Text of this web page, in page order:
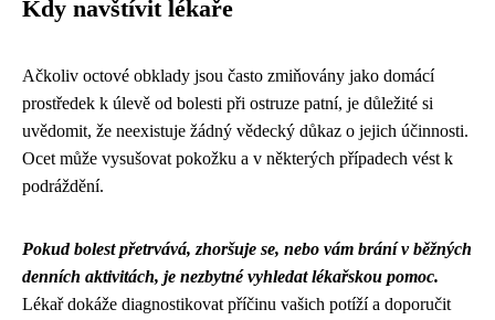
Kdy navštívit lékaře
Ačkoliv octové obklady jsou často zmiňovány jako domácí
prostředek k úlevě od bolesti při ostruze patní, je důležité si
uvědomit, že neexistuje žádný vědecký důkaz o jejich účinnosti.
Ocet může vysušovat pokožku a v některých případech vést k
podráždění.
Pokud bolest přetrvává, zhoršuje se, nebo vám brání v běžných
denních aktivitách, je nezbytné vyhledat lékařskou pomoc.
Lékař dokáže diagnostikovat příčinu vašich potíží a doporučit